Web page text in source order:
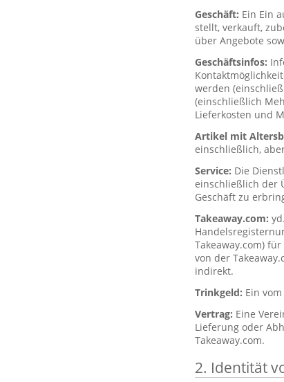
Geschäft: Ein Ein
stellt, verkauft,
über Angebote
Geschäftsinfos:
werden
(einschließlich
Lieferkosten und
Artikel mit
einschließlich,
Service: Die
einschließlich der
Geschäft zu
Takeaway.com:
Takeaway.com)
von der
indirekt.
Trinkgeld: Ein
Vertrag: Eine
Lieferung oder
Takeaway.com.
2. Identität